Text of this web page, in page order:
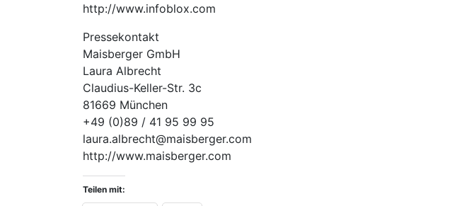
http://www.infoblox.com
Pressekontakt
Maisberger GmbH
Laura Albrecht
Claudius-Keller-Str. 3c
81669 München
+49 (0)89 / 41 95 99 95
laura.albrecht@maisberger.com
http://www.maisberger.com
Teilen mit: